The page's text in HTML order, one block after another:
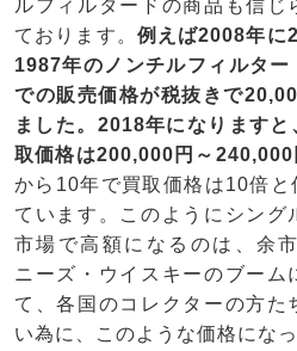
ルフィルタードの商品も信じ
ております。 例えば2008年に
1987年のノンチルフィルタ
での販売価格が税抜きで
ました。2018年になります
取価格は200,000円～240,000
から10年で買取価格は10倍と
ています。このようにシング
市場で高額になるのは、余
ニーズ・ウイスキーのブーム
て、各国のコレクターの方た
い為に、このような価格にな